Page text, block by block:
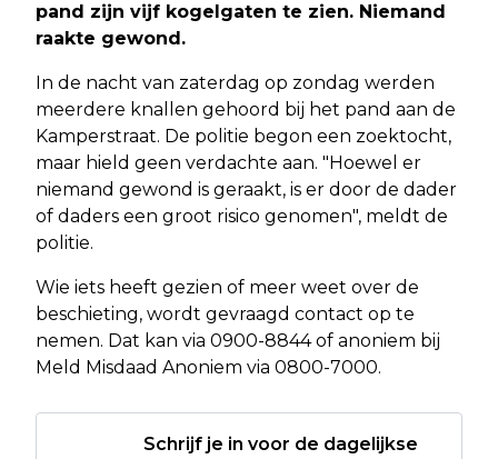
pand zijn vijf kogelgaten te zien. Niemand
raakte gewond.
In de nacht van zaterdag op zondag werden
meerdere knallen gehoord bij het pand aan de
Kamperstraat. De politie begon een zoektocht,
maar hield geen verdachte aan. "Hoewel er
niemand gewond is geraakt, is er door de dader
of daders een groot risico genomen", meldt de
politie.
Wie iets heeft gezien of meer weet over de
beschieting, wordt gevraagd contact op te
nemen. Dat kan via 0900-8844 of anoniem bij
Meld Misdaad Anoniem via 0800-7000.
Schrijf je in voor de dagelijkse